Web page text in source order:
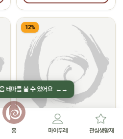
12%
(주)맛들식품★4.7
홈 마이두레 관심생활재
테마를 볼 수 있어요 ←→